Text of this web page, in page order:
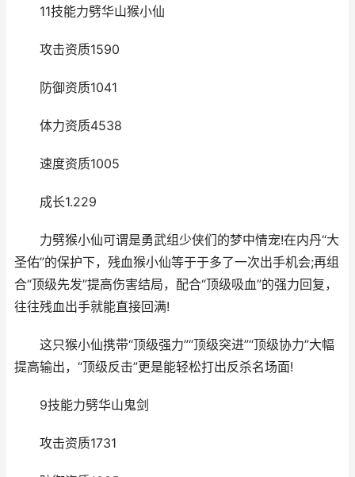
11技能力劈华山猴小仙
攻击资质1590
防御资质1041
体力资质4538
速度资质1005
成长1.229
力劈猴小仙可谓是勇武组少侠们的梦中情宠!在内丹“大
圣佑”的保护下，残血猴小仙等于于多了一次出手机会;再组
合“顶级先发”提高伤害结局，配合“顶级吸血”的强力回复，
往往残血出手就能直接回满!
这只猴小仙携带“顶级强力”“顶级突进”“顶级协力”大幅
提高输出，“顶级反击”更是能轻松打出反杀名场面!
9技能力劈华山鬼剑
攻击资质1731